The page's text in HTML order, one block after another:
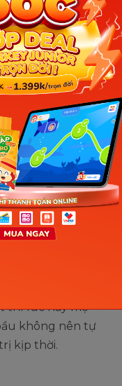
cổ tử cung
ra với bà bầu
Đây là kiểu đau
nhất.
trị tại nhà.
sử dụng thuốc
dần.
bớt mà còn
thì lúc này mẹ
không nên tự
kịp thời.